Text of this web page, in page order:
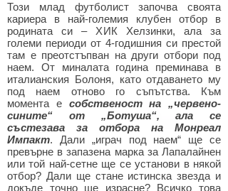
Този млад футболист започва своята
кариера в най-големия клубен отбор в
родината си – ХИК Хелзинки, ала за
големи периоди от 4-годишния си престой
там е преотстъпван на други отбори под
наем. От миналата година преминава в
италианския Болоня, като отдаването му
под наем отново го съпътства. Към
момента е собственост на „червено-
сините“ от „Ботуша“, ала се
състезава за отбора на Монреал
Импакт. Дали „играч под наем“ ще се
превърне в запазена марка за Лапалайнен
или той най-сетне ще се установи в някой
отбор? Дали ще стане истинска звезда и
докъде точно ще израсне? Всичко това